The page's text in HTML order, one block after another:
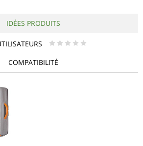
IDÉES PRODUITS
* * * * *
COMPATIBILITÉ